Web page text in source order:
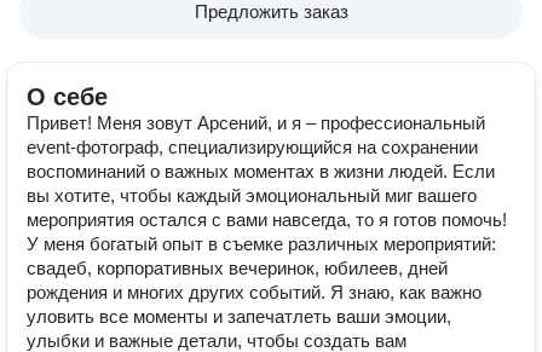
Предложить заказ
О себе
Привет! Меня зовут Арсений, и я – профессиональный
event-фотограф, специализирующийся на сохранении
воспоминаний о важных моментах в жизни людей. Если
вы хотите, чтобы каждый эмоциональный миг вашего
мероприятия остался с вами навсегда, то я готов помочь!
У меня богатый опыт в съемке различных мероприятий:
свадеб, корпоративных вечеринок, юбилеев, дней
рождения и многих других событий. Я знаю, как важно
уловить все моменты и запечатлеть ваши эмоции,
улыбки и важные детали, чтобы создать вам